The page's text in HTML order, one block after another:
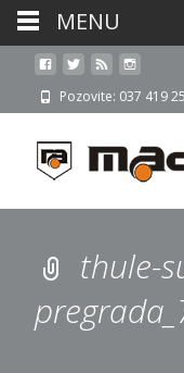
Pozovite: 037 419
thule-
MENU